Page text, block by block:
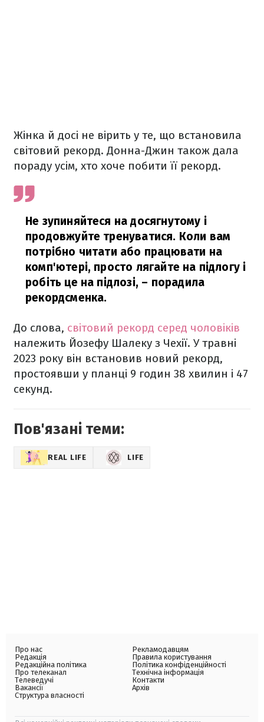
Жінка й досі не вірить у те, що встановила
світовий рекорд. Донна-Джин також дала
пораду усім, хто хоче побити її рекорд.
Не зупиняйтеся на досягнутому і
продовжуйте тренуватися. Коли вам
потрібно читати або працювати на
комп'ютері, просто лягайте на підлогу і
робіть це на підлозі, – порадила
рекордсменка.
До слова, світовий рекорд серед чоловіків
належить Йозефу Шалеку з Чехії. У травні
2023 року він встановив новий рекорд,
простоявши у планці 9 годин 38 хвилин і 47
секунд.
Пов'язані теми:
REAL LIFE LIFE
Про нас
Редакція
Редакційна політика
Про телеканал
Телеведучі
Вакансії
Структура власності
Рекламодавцям
Правила користування
Політика конфіденційності
Технічна інформація
Контакти
Архів